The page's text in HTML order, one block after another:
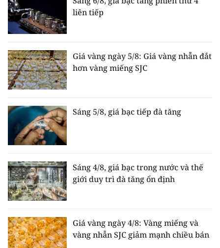
liên tiếp
Giá vàng ngày 5/8: Giá vàng nhẫn đắt
hơn vàng miếng SJC
Sáng 5/8, giá bạc tiếp đà tăng
Sáng 4/8, giá bạc trong nước và thế
giới duy trì đà tăng ổn định
Giá vàng ngày 4/8: Vàng miếng và
vàng nhẫn SJC giảm mạnh chiều bán